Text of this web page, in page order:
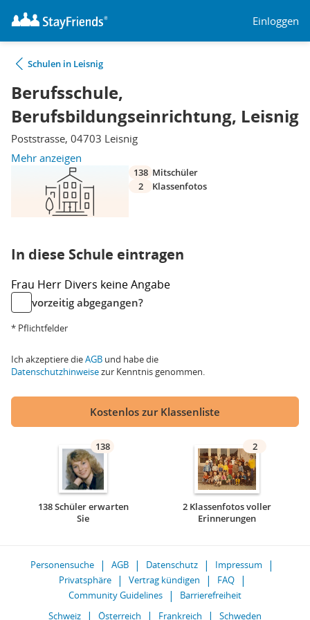
Einloggen
Schulen in Leisnig
Berufsschule,
Berufsbildungseinrichtung, Leisnig
Poststrasse, 04703 Leisnig
Mehr anzeigen
138 Mitschüler
2
Klassenfotos
In diese Schule eintragen
Frau Herr Divers keine Angabe
vorzeitig abgegangen?
* Pflichtfelder
Ich akzeptiere dieAGB und habe die
Datenschutzhinweisezur Kenntnis genommen.
Kostenlos zur Klassenliste
138
138 Schüler erwarten
Sie
2
2 Klassenfotos voller
Erinnerungen
Personensuche AGB Datenschutz
Impressum
Privatsphäre
Vertrag kündigen
FAQ
Community Guidelines
Barrierefreiheit
Schweiz
Österreich Frankreich Schweden